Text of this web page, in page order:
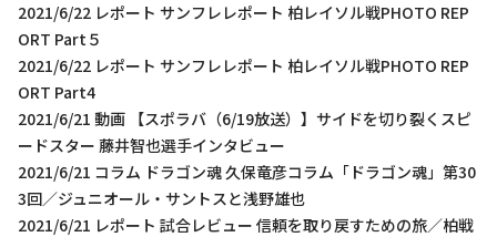
2021/6/22 レポート サンフレレポート 柏レイソル戦PHOTO REP
ORT Part５
2021/6/22 レポート サンフレレポート 柏レイソル戦PHOTO REP
ORT Part4
2021/6/21 動画 【スポラバ（6/19放送）】サイドを切り裂くスピ
ードスター 藤井智也選手インタビュー
2021/6/21 コラム ドラゴン魂 久保竜彦コラム「ドラゴン魂」第30
3回／ジュニオール・サントスと浅野雄也
2021/6/21 レポート 試合レビュー 信頼を取り戻すための旅／柏戦